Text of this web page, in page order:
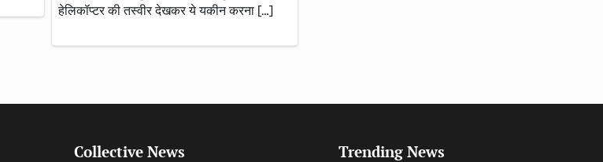
हेलिकॉप्टर की तस्वीर देखकर ये यकीन करना […]
Collective News Trending News